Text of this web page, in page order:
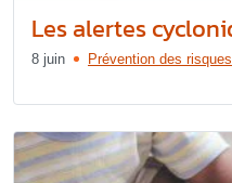
Les alertes
8 juin Prévention des risques